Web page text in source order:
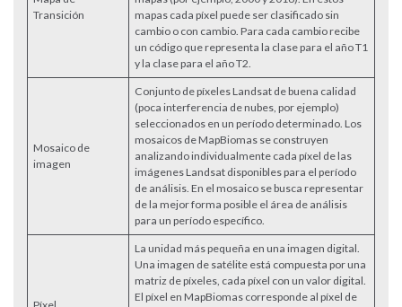
Transición
mapas cada píxel puede ser clasificado sin
cambio o con cambio. Para cada cambio recibe
un código que representa la clase para el año T1
y la clase para el año T2.
Mosaico de
imagen
Conjunto de píxeles Landsat de buena calidad
(poca interferencia de nubes, por ejemplo)
seleccionados en un período determinado. Los
mosaicos de MapBiomas se construyen
analizando individualmente cada píxel de las
imágenes Landsat disponibles para el período
de análisis. En el mosaico se busca representar
de la mejor forma posible el área de análisis
para un período específico.
La unidad más pequeña en una imagen digital.
Una imagen de satélite está compuesta por una
matriz de píxeles, cada píxel con un valor digital.
El píxel en MapBiomas corresponde al píxel de